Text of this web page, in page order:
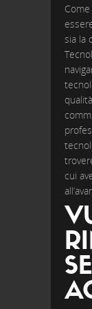
sia la
cui